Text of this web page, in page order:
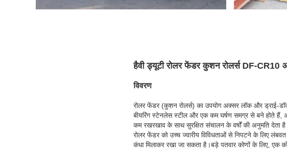
हैवी ड्यूटी रोलर फेंडर कुशन रोलर्स DF-
विवरण
रोलर फेंडर (कुशन रोलर्स) का उपयोग अक्सर लॉक और ड्राई-
बीयरिंग स्टेनलेस स्टील और एक कम घर्षण समग्र से बने होते हैं,
कम रखरखाव के साथ सुरक्षित संचालन के वर्षों की अनुमति देता
रोलर फेंडर को उच्च ज्वारीय विविधताओं से निपटने के लिए
कंधा मिलाकर रखा जा सकता है।बड़े पतवार कोणों के लिए, एक